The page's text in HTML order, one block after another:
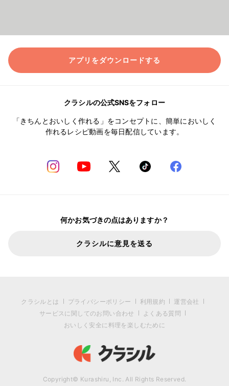
アプリをダウンロードする
クラシルの公式SNSをフォロー
「きちんとおいしく作れる」をコンセプトに、簡単においしく
作れるレシピ動画を毎日配信しています。
何かお気づきの点はありますか？
クラシルに意見を送る
クラシルとは プライバシーポリシー 利用規約
運営会社
サービスに関してのお問い合わせ
よくある質問
おいしく安全に料理を楽しむために
Copyright© Kurashiru, Inc. All Rights Reserved.